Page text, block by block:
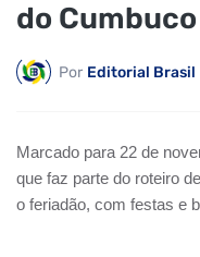
do Cumbuco
Por Editorial Brasil
Marcado para 22 de
que faz parte do roteiro
o feriadão, com festas e